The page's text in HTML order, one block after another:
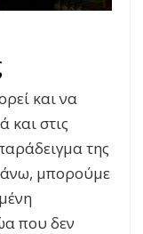
και να
και στις
της
μπορούμε
που δεν